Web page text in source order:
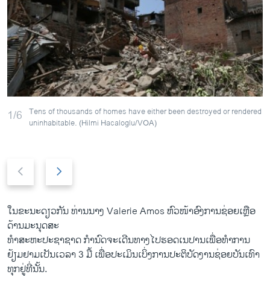
1/6 Tens of thousands of homes have either been destroyed or rendered
uninhabitable. (Hilmi Hacaloglu/VOA)
e
v
i
o
u
s
x
t
s
l
i
​ໃນ​ຂະນະ​ດຽວ​ກັນ ທ່ານ​ນາງ Valerie Amos ຫົວໜ້າ​ອົງການ​ຊ່ອຍ​ເຫຼືອ​
ດ້ານມະນຸດສະ
ທຳ​ສະຫະ​ປະຊາ​ຊາດ ກຳນົດ​ຈະ​ເດີນທາງ​ໄປ​ຮອດ​ເນ​ປານ​ເພື່ອ​ທຳ​ການ​
ຢ້ຽມຢາມ​ເປັນ​ເວລາ 3 ມື້ ​ເພື່ອ​ປະ​ເມິ​ນ​ເບິ່ງ​ການ​ປະຕິບັດ​ງານ​ຊ່ອຍ​ບັນ​ເທົາ​
ທຸກ​ຢູ່​ທີ່​ນັ້ນ.